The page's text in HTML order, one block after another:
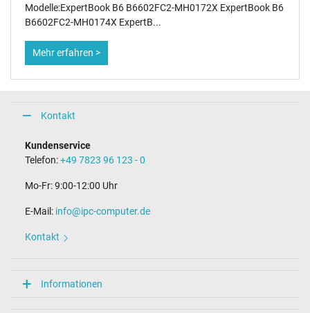
Modelle:ExpertBook B6 B6602FC2-MH0172X ExpertBook B6
B6602FC2-MH0174X ExpertB...
Mehr erfahren >
Kontakt
Kundenservice
Telefon:+49 7823 96 123 - 0
Mo-Fr: 9:00-12:00 Uhr
E-Mail: info@ipc-computer.de
Kontakt
Informationen